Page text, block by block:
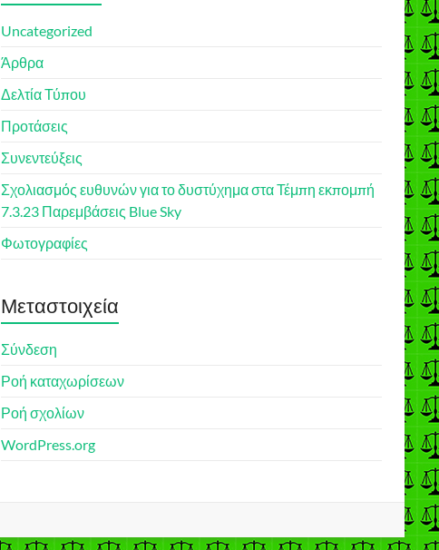
Uncategorized
Άρθρα
Δελτία Τύπου
Προτάσεις
Συνεντεύξεις
Σχολιασμός ευθυνών για το δυστύχημα στα Τέμπη εκπομπή
7.3.23 Παρεμβάσεις Blue Sky
Φωτογραφίες
Μεταστοιχεία
Σύνδεση
Ροή καταχωρίσεων
Ροή σχολίων
WordPress.org